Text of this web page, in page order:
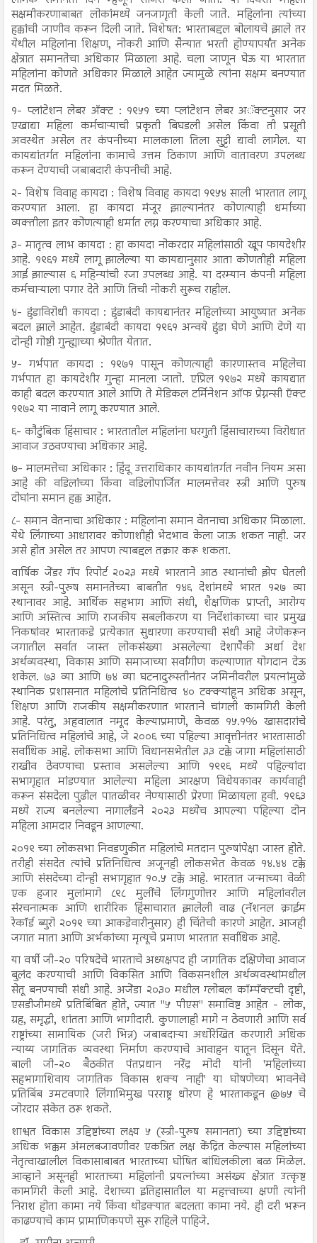
सक्षमीकरणाबाबत लोकांमध्ये जनजागृती केली जाते. महिलांना त्यांच्या
हक्कांची जाणीव करून दिली जाते. विशेषत: भारताबद्दल बोलायचे झाले तर
येथील महिलांना शिक्षण, नोकरी आणि सैन्यात भरती होण्यापर्यंत अनेक
क्षेत्रात समानतेचा अधिकार मिळाला आहे. चला जाणून घेऊ या भारतात
महिलांना कोणते अधिकार मिळाले आहेत ज्यामुळे त्यांना सक्षम बनण्यात
मदत मिळते.
१- प्लांटेशन लेबर अ‍ॅक्ट : १९५१ च्या प्लांटेशन लेबर अॅक्टनुसार जर
एखाद्या महिला कर्मचाऱ्याची प्रकृती बिघडली असेल किंवा ती प्रसूती
अवस्थेत असेल तर कंपनीच्या मालकाला तिला सुट्टी द्यावी लागेल. या
कायद्यांतर्गत महिलांना कामाचे उत्तम ठिकाण आणि वातावरण उपलब्ध
करून देण्याची जबाबदारी कंपनीची आहे.
२- विशेष विवाह कायदा : विशेष विवाह कायदा १९५४ साली भारतात लागू
करण्यात आला. हा कायदा मंजूर झाल्यानंतर कोणत्याही धर्माच्या
व्यक्तीला इतर कोणत्याही धर्मात लग्न करण्याचा अधिकार आहे.
३- मातृत्व लाभ कायदा : हा कायदा नोकरदार महिलांसाठी खूप फायदेशीर
आहे. १९६१ मध्ये लागू झालेल्या या कायद्यानुसार आता कोणतीही महिला
आई झाल्यास ६ महिन्यांची रजा उपलब्ध आहे. या दरम्यान कंपनी महिला
कर्मचाऱ्याला पगार देते आणि तिची नोकरी सुरूच राहील.
४- हुंडाविरोधी कायदा : हुंडाबंदी कायद्यानंतर महिलांच्या आयुष्यात अनेक
बदल झाले आहेत. हुंडाबंदी कायदा १९६१ अन्वये हुंडा घेणे आणि देणे या
दोन्ही गोष्टी गुन्ह्याच्या श्रेणीत येतात.
५- गर्भपात कायदा : १९७१ पासून कोणत्याही कारणास्तव महिलेचा
गर्भपात हा कायदेशीर गुन्हा मानला जातो. एप्रिल १९७२ मध्ये कायद्यात
काही बदल करण्यात आले आणि ते मेडिकल टर्मिनेशन ऑफ प्रेग्नन्सी ऍक्ट
१९७२ या नावाने लागू करण्यात आले.
६- कौटुंबिक हिंसाचार : भारतातील महिलांना घरगुती हिंसाचाराच्या विरोधात
आवाज उठवण्याचा अधिकार आहे.
७- मालमत्तेचा अधिकार : हिंदू उत्तराधिकार कायद्यांतर्गत नवीन नियम असा
आहे की वडिलांच्या किंवा वडिलोपार्जित मालमत्तेवर स्त्री आणि पुरुष
दोघांना समान हक्क आहेत.
८- समान वेतनाचा अधिकार : महिलांना समान वेतनाचा अधिकार मिळाला.
येथे लिंगाच्या आधारावर कोणाशीही भेदभाव केला जाऊ शकत नाही. जर
असे होत असेल तर आपण त्याबद्दल तक्रार करू शकता.
वार्षिक जेंडर गॅप रिपोर्ट २०२३ मध्ये भारताने आठ स्थानांची झेप घेतली
असून स्त्री-पुरुष समानतेच्या बाबतीत १४६ देशांमध्ये भारत १२७ व्या
स्थानावर आहे. आर्थिक सहभाग आणि संधी, शैक्षणिक प्राप्ती, आरोग्य
आणि अस्तित्व आणि राजकीय सबलीकरण या निर्देशांकाच्या चार प्रमुख
निकषांवर भारताकडे प्रत्येकात सुधारणा करण्याची संधी आहे जेणेकरून
जगातील सर्वात जास्त लोकसंख्या असलेल्या देशापैकी अर्धा देश
अर्थव्यवस्था, विकास आणि समाजाच्या सर्वांगीण कल्याणात योगदान देऊ
शकेल. ७३ व्या आणि ७४ व्या घटनादुरुस्तीनंतर जमिनीवरील प्रयत्नांमुळे
स्थानिक प्रशासनात महिलांचे प्रतिनिधित्व ४० टक्क्यांहून अधिक असून,
शिक्षण आणि राजकीय सक्षमीकरणात भारताने चांगली कामगिरी केली
आहे. परंतु, अहवालात नमूद केल्याप्रमाणे, केवळ १५.१% खासदारांचे
प्रतिनिधित्व महिलांचे आहे, जे २००६ च्या पहिल्या आवृत्तीनंतर भारतासाठी
सर्वाधिक आहे. लोकसभा आणि विधानसभेतील ३३ टक्के जागा महिलांसाठी
राखीव ठेवण्याचा प्रस्ताव असलेल्या आणि १९९६ मध्ये पहिल्यांदा
सभागृहात मांडण्यात आलेल्या महिला आरक्षण विधेयकावर कार्यवाही
करून संसदेला पुढील पातळीवर नेण्यासाठी प्रेरणा मिळायला हवी. १९६३
मध्ये राज्य बनलेल्या नागालँडने २०२३ मध्येच आपल्या पहिल्या दोन
महिला आमदार निवडून आणल्या.
२०१९ च्या लोकसभा निवडणुकीत महिलांचे मतदान पुरुषांपेक्षा जास्त होते.
तरीही संसदेत त्यांचे प्रतिनिधित्व अजूनही लोकसभेत केवळ १४.४४ टक्के
आणि संसदेच्या दोन्ही सभागृहात १०.५ टक्के आहे. भारतात जन्माच्या वेळी
एक हजार मुलांमागे ८९८ मुलींचे लिंगगुणोत्तर आणि महिलांवरील
संरचनात्मक आणि शारीरिक हिंसाचारात झालेली वाढ (नॅशनल क्राईम
रेकॉर्ड ब्युरो २०१९ च्या आकडेवारीनुसार) ही चिंतेची कारणे आहेत. आजही
जगात माता आणि अर्भकांच्या मृत्यूचे प्रमाण भारतात सर्वाधिक आहे.
या वर्षी जी-२० परिषदेचे भारताचे अध्यक्षपद ही जागतिक दक्षिणेचा आवाज
बुलंद करण्याची आणि विकसित आणि विकसनशील अर्थव्यवस्थांमधील
सेतू बनण्याची संधी आहे. अजेंडा २०३० मधील ग्लोबल कॉम्पॅक्टची दृष्टी,
एसडीजीमध्ये प्रतिबिंबित होते, ज्यात "५ पीएस" समाविष्ट आहेत - लोक,
ग्रह, समृद्धी, शांतता आणि भागीदारी. कुणालाही मागे न ठेवणारी आणि सर्व
राष्ट्रांच्या सामायिक (जरी भिन्न) जबाबदाऱ्या अधोरेखित करणारी अधिक
न्याय्य जागतिक व्यवस्था निर्माण करण्याचे आवाहन यातून दिसून येते.
बाली जी-२० बैठकीत पंतप्रधान नरेंद्र मोदी यांनी 'महिलांच्या
सहभागाशिवाय जागतिक विकास शक्य नाही' या घोषणेच्या भावनेचे
प्रतिबिंब उमटवणारे लिंगाभिमुख परराष्ट्र धोरण हे भारताकडून @७५ चे
जोरदार संकेत ठरू शकते.
शाश्वत विकास उद्दिष्टांच्या लक्ष्य ५ (स्त्री-पुरुष समानता) च्या उद्दिष्टांच्या
अधिक भक्कम अंमलबजावणीवर एकत्रित लक्ष केंद्रित केल्यास महिलांच्या
नेतृत्वाखालील विकासाबाबत भारताच्या घोषित बांधिलकीला बळ मिळेल.
आव्हाने असूनही भारताच्या महिलांनी प्रयत्नांच्या असंख्य क्षेत्रात उत्कृष्ट
कामगिरी केली आहे. देशाच्या इतिहासातील या महत्त्वाच्या क्षणी त्यांनी
निराश होता कामा नये किंवा थोडक्यात बदलता कामा नये. ही दरी भरून
काढण्याचे काम प्रामाणिकपणे सुरू राहिले पाहिजे.